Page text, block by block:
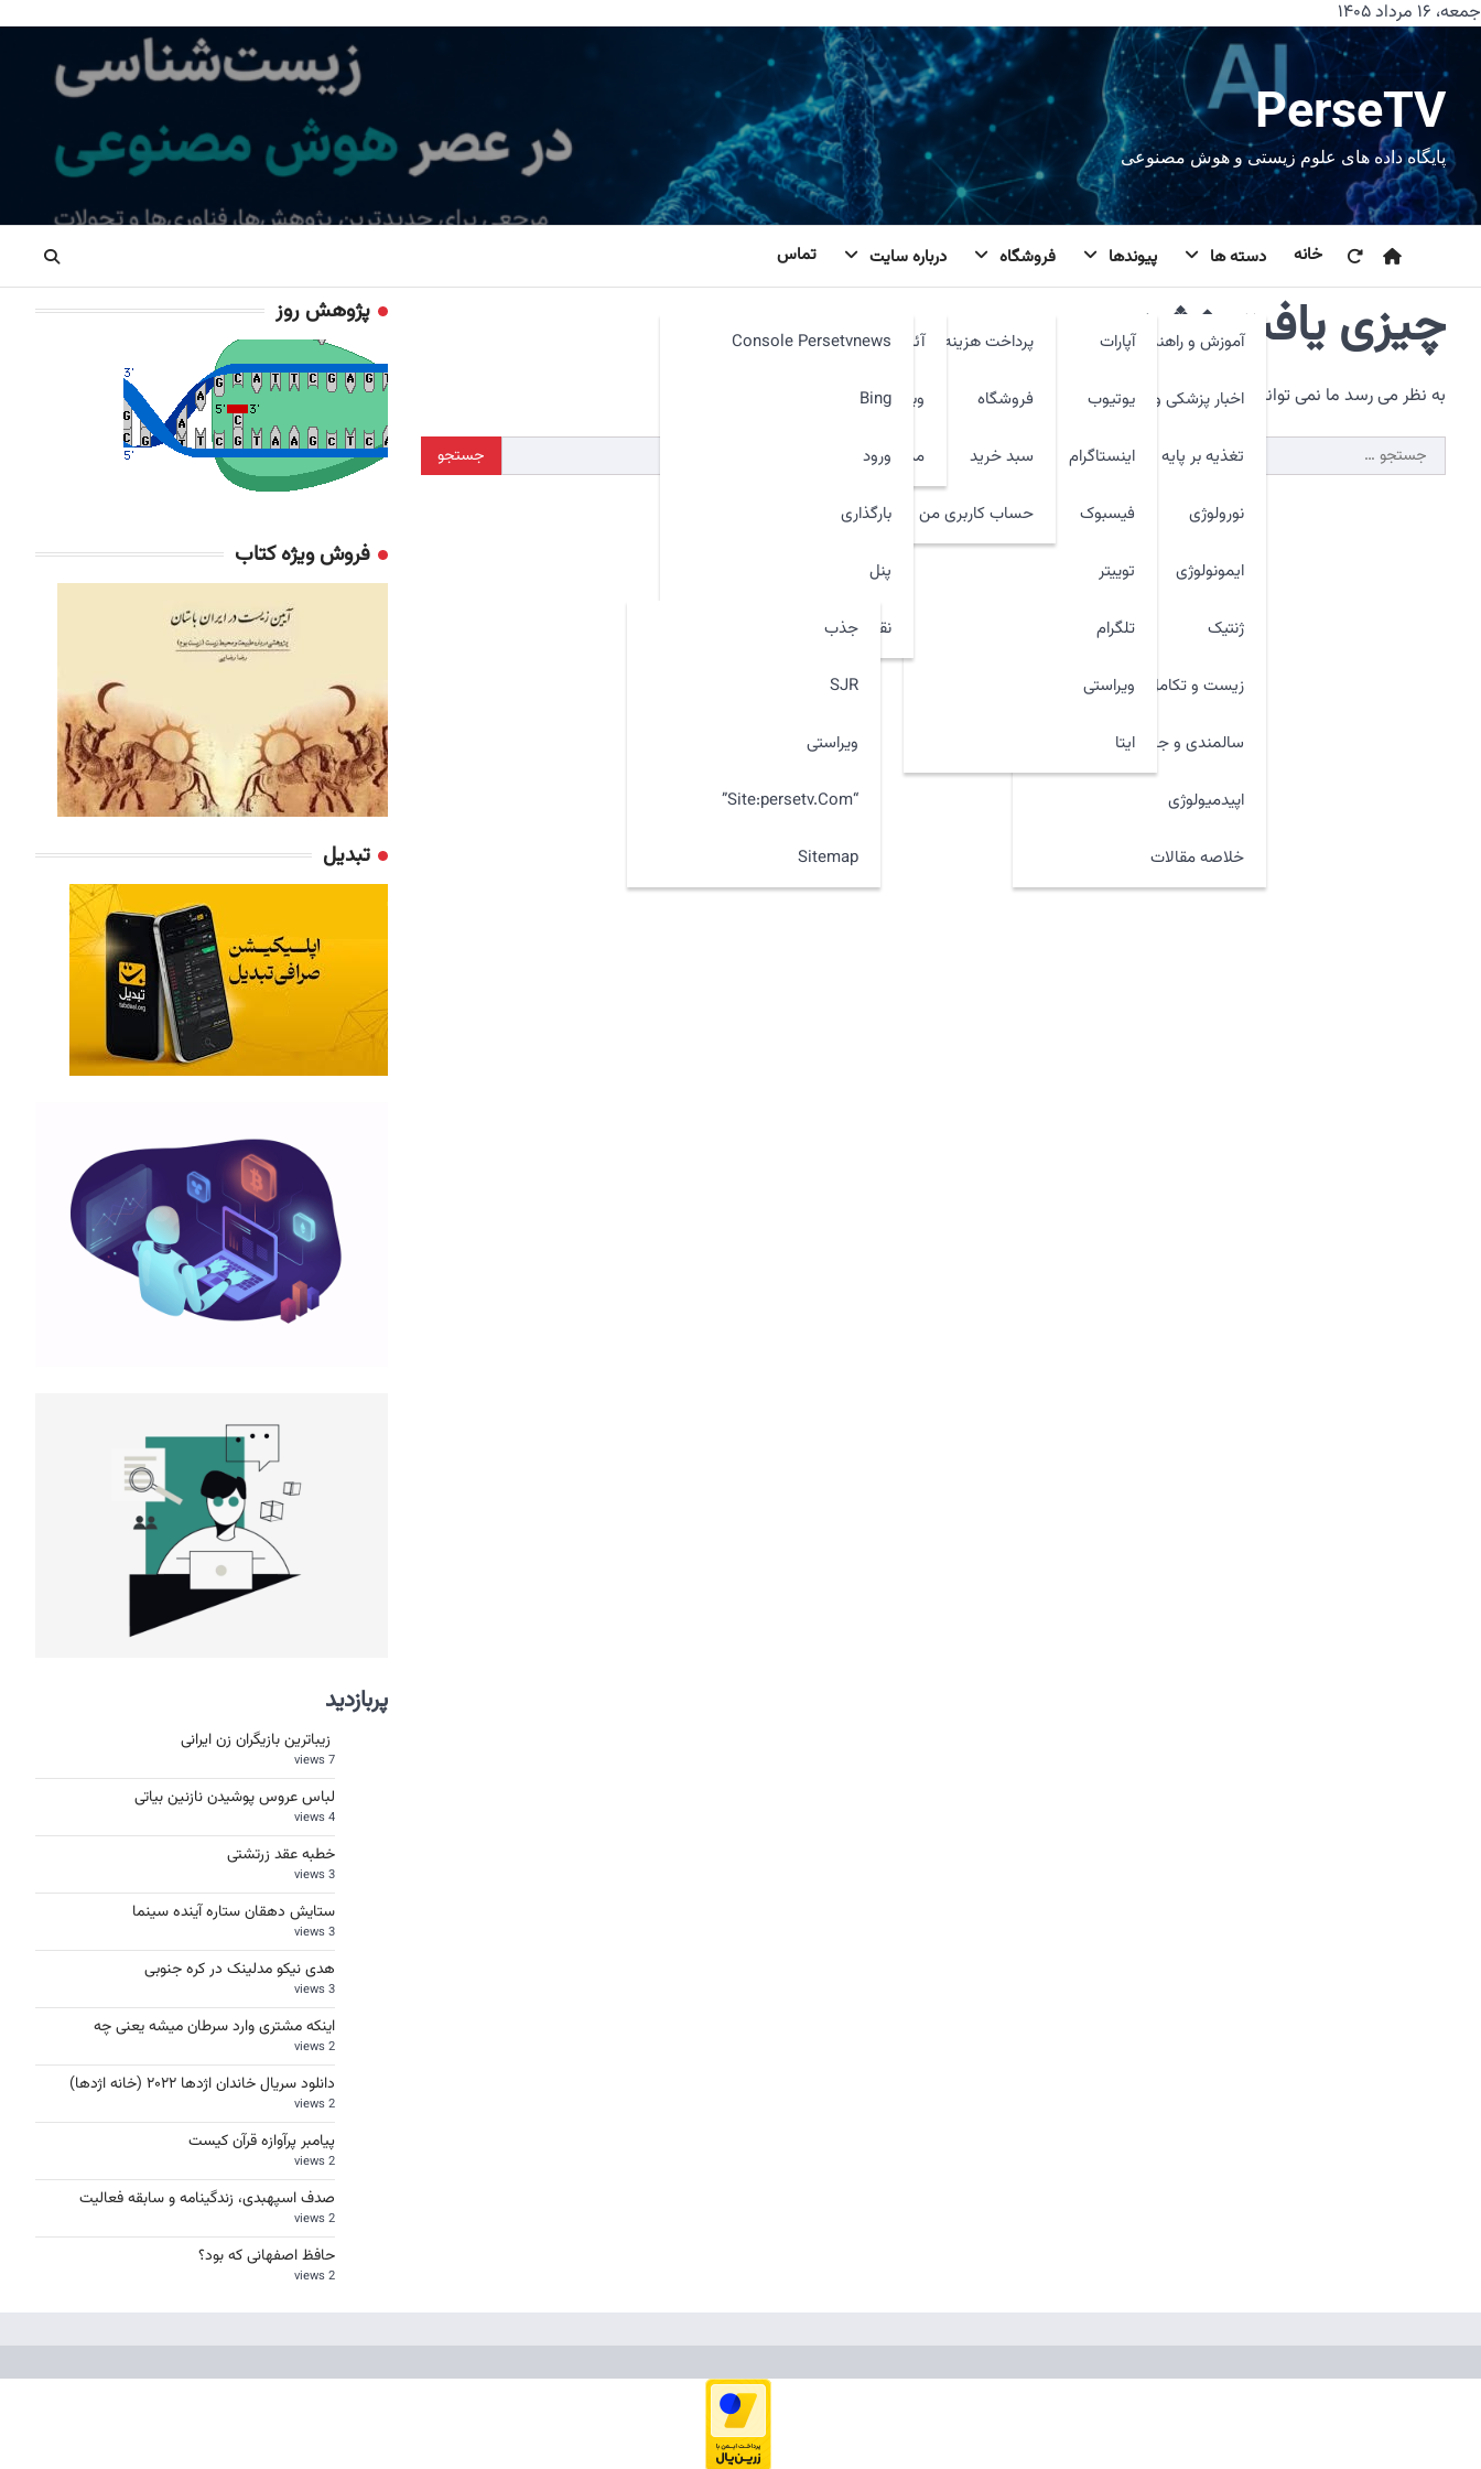
پرش
محتوا
جمعه، ۱۶ مرداد ۱۴۰۵
PerseTV
پایگاه داده های علوم زیستی و هوش مصنوعی
خانه دسته ها
آموزش و راهنما
اخبار پزشکی و فنآوری
تغذیه بر پایه شواهد
نورولوژی
ایمونولوژی
ژنتیک
زیست و تکامل
سالمندی و جوان سازی
اپیدمیولوژی
خلاصه مقالات
پیوندها
آپارات
یوتیوب
اینستاگرام
فیسبوک
توییتر
تلگرام
ویراستی
ایتا
فروشگاه
پرداخت هزینه
فروشگاه
سبد خرید
حساب کاربری من
درباره سایت
آئین نامهConsole Persetvnews
Bing
ورود
بارگذاری
پنل
نقشه سایت
جذب
SJR
ویراستی
“site:persetv.com”
Sitemap
وبمیل
مدیر سایت
تماس
چیزی یافت نشد.
به نظر می رسد ما نمی توانیم آنچه شما به دنبال آن هستید را پیدا کنیم. شاید جستجو بتواند کمک کند.
جستجو
برای:
پژوهش روز
فروش ویژه کتاب
تبدیل
پربازدید
زیباترین بازیگران زن ایرانی
7 views
لباس عروس پوشیدن نازنین بیاتی
4 views
خطبه عقد زرتشتی
3 views
ستایش دهقان ستاره آینده سینما
3 views
هدی نیکو مدلینک در کره جنوبی
3 views
اینکه مشتری وارد سرطان میشه یعنی چه
2 views
دانلود سریال خاندان اژدها ۲۰۲۲ (خانه اژدها)
2 views
پیامبر پرآوازه قرآن کیست
2 views
صدف اسپهبدی، زندگینامه و سابقه فعالیت
2 views
حافظ اصفهانی که بود؟
2 views